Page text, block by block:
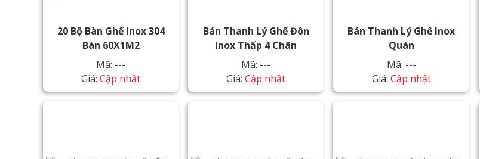
20 Bộ Bàn Ghế Inox 304
Bàn 60X1M2
Mã: ---
Giá:Cập nhật
Bán Thanh Lý Ghế Đôn
Inox Thấp 4 Chân
Mã: ---
Giá:Cập nhật
Bán Thanh Lý Ghế Inox
Quán
Mã: ---
Giá: Cập nhật